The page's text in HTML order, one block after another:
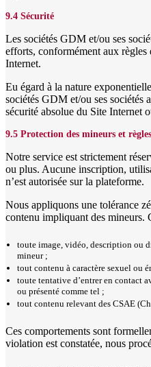
9.4 Sécurité
Les sociétés GDM et/ou ses
efforts, conformément aux
Internet.
Eu égard à la nature
sociétés GDM et/ou ses sociétés
sécurité absolue du Site Internet
9.5 Protection des mineurs et
Notre service est strictement
ou plus. Aucune inscription,
n’est autorisée sur la plateforme.
Nous appliquons une tolérance
contenu impliquant des mineurs.
toute image, vidéo, description ou
mineur ;
tout contenu à caractère sexuel ou
toute tentative d’entrer en contact
ou présenté comme tel ;
tout contenu relevant des CSAE
Ces comportements sont
violation est constatée, nous